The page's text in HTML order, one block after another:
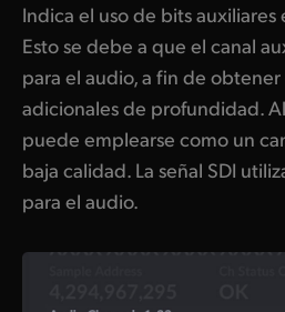
Indica el uso de bits auxiliares
Esto se debe a que el canal
para el audio, a fin de
adicionales de profundidad.
puede emplearse como un
baja calidad. La señal SDI
para el audio.